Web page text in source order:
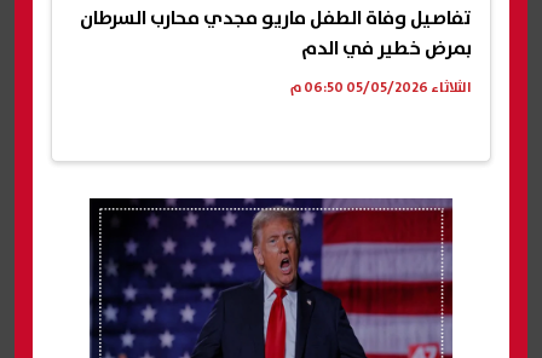
تفاصيل وفاة الطفل ماريو مجدي محارب السرطان
بمرض خطير في الدم
الثلاثاء 05/05/2026 06:50 م